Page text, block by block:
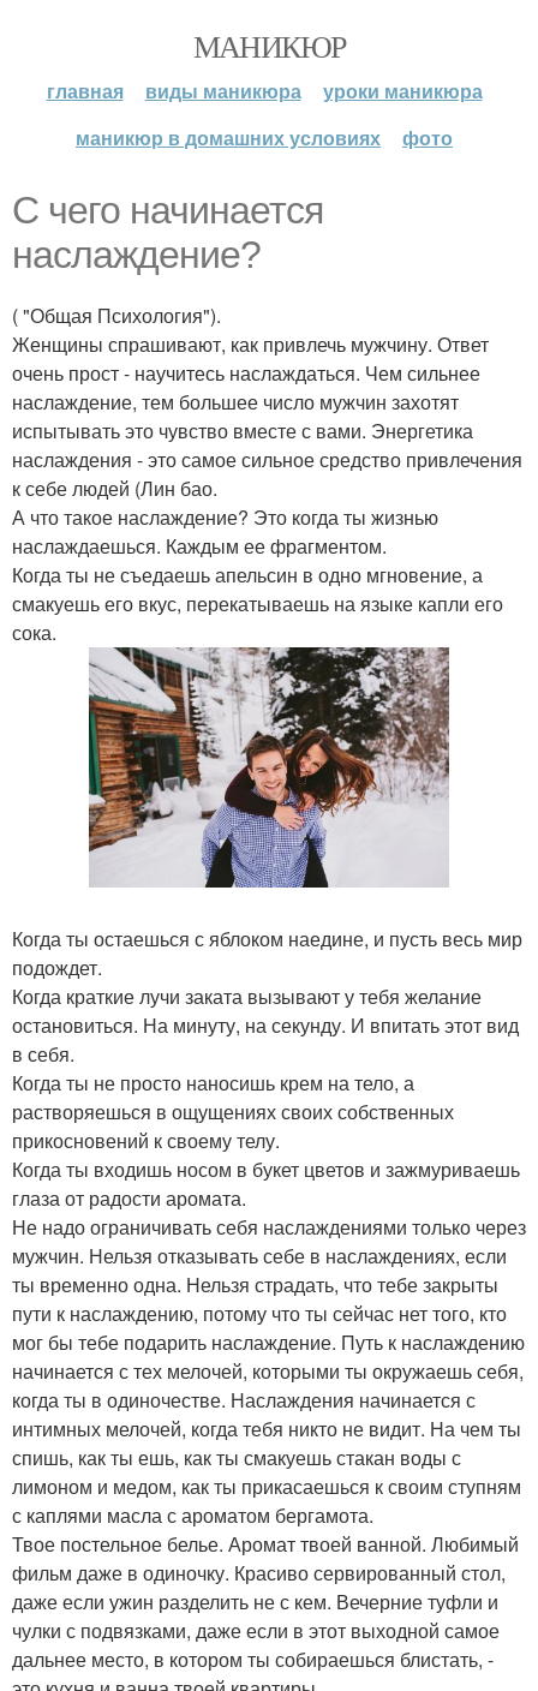
МАНИКЮР
главная виды маникюра
уроки маникюра
маникюр в домашних условиях
фото
С чего начинается
наслаждение?
( "Общая Психология").
Женщины спрашивают, как привлечь мужчину. Ответ
очень прост - научитесь наслаждаться. Чем сильнее
наслаждение, тем большее число мужчин захотят
испытывать это чувство вместе с вами. Энергетика
наслаждения - это самое сильное средство привлечения
к себе людей (Лин бао.
А что такое наслаждение? Это когда ты жизнью
наслаждаешься. Каждым ее фрагментом.
Когда ты не съедаешь апельсин в одно мгновение, а
смакуешь его вкус, перекатываешь на языке капли его
сока.
Когда ты остаешься с яблоком наедине, и пусть весь мир
подождет.
Когда краткие лучи заката вызывают у тебя желание
остановиться. На минуту, на секунду. И впитать этот вид
в себя.
Когда ты не просто наносишь крем на тело, а
растворяешься в ощущениях своих собственных
прикосновений к своему телу.
Когда ты входишь носом в букет цветов и зажмуриваешь
глаза от радости аромата.
Не надо ограничивать себя наслаждениями только через
мужчин. Нельзя отказывать себе в наслаждениях, если
ты временно одна. Нельзя страдать, что тебе закрыты
пути к наслаждению, потому что ты сейчас нет того, кто
мог бы тебе подарить наслаждение. Путь к наслаждению
начинается с тех мелочей, которыми ты окружаешь себя,
когда ты в одиночестве. Наслаждения начинается с
интимных мелочей, когда тебя никто не видит. На чем ты
спишь, как ты ешь, как ты смакуешь стакан воды с
лимоном и медом, как ты прикасаешься к своим ступням
с каплями масла с ароматом бергамота.
Твое постельное белье. Аромат твоей ванной. Любимый
фильм даже в одиночку. Красиво сервированный стол,
даже если ужин разделить не с кем. Вечерние туфли и
чулки с подвязками, даже если в этот выходной самое
дальнее место, в котором ты собираешься блистать, -